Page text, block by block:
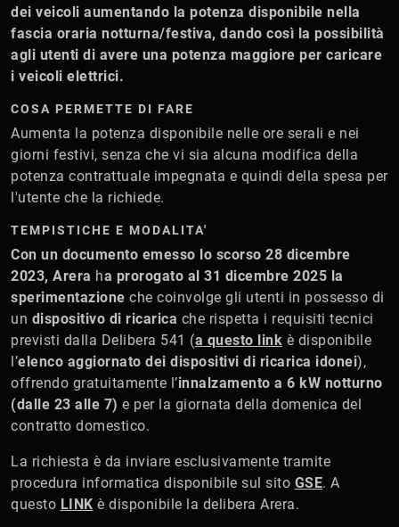
dei veicoli aumentando la potenza disponibile nella
fascia oraria notturna/festiva, dando così la possibilità
agli utenti di avere una potenza maggiore per caricare
i veicoli elettrici.
COSA PERMETTE DI FARE
Aumenta la potenza disponibile nelle ore serali e nei
giorni festivi, senza che vi sia alcuna modifica della
potenza contrattuale impegnata e quindi della spesa per
l'utente che la richiede.
TEMPISTICHE E MODALITA'
Con un documento emesso lo scorso 28 dicembre
2023, Arera ha prorogato al 31 dicembre 2025 la
sperimentazione che coinvolge gli utenti in possesso di
un dispositivo di ricarica che rispetta i requisiti tecnici
previsti dalla Delibera 541 (a questo link è disponibile
l’elenco aggiornato dei dispositivi di ricarica idonei),
offrendo gratuitamente l’innalzamento a 6 kW notturno
(dalle 23 alle 7) e per la giornata della domenica del
contratto domestico.
La richiesta è da inviare esclusivamente tramite
procedura informatica disponibile sul sito GSE. A
questo LINK è disponibile la delibera Arera.